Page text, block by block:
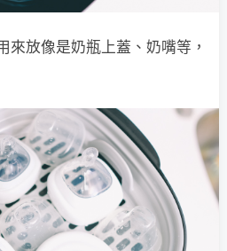
來放像是奶瓶上蓋、奶嘴等，